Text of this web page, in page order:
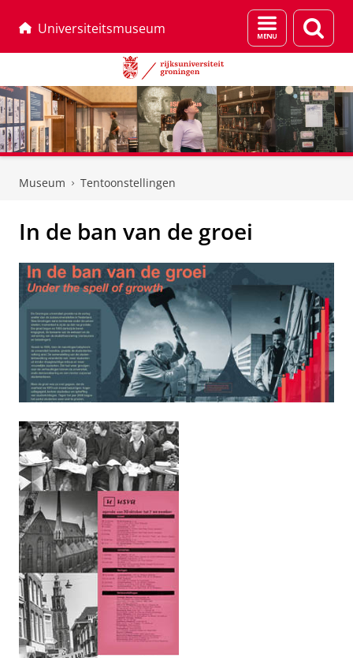
Universiteitsmuseum
Menu
en
Museum Tentoonstellingen
In de ban van de groei